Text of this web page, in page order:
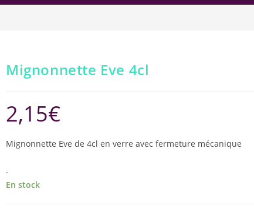
Mignonnette Eve 4cl
2,15€
Mignonnette Eve de 4cl en verre avec fermeture mécanique
.
En stock